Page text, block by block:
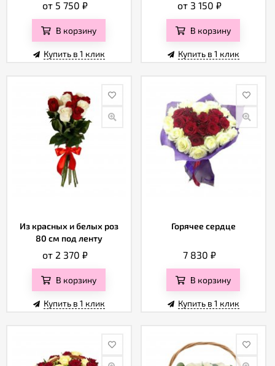
от 5 750₽
В корзину
Купить в 1 клик
от 3 150₽
В корзину
Купить в 1 клик
Из красных и белых роз
80 см под ленту
от 2 370₽
В корзину
Купить в 1 клик
Горячее сердце
7 830₽
В корзину
Купить в 1 клик